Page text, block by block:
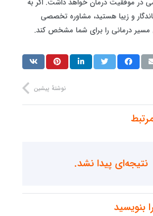
و زیبا هستید، مشاوره تخصصی
مسیر درمانی را برای شما مشخص کند.
نوشتهٔ پیشین
نتیجه‌ای پیدا نشد.
بنویسید